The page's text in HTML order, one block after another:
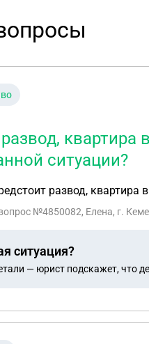
квартира
ситуации?
развод, квартира
№4850082, Елена, г.
ситуация?
— юрист подскажет, что